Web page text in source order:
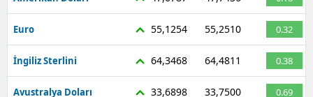
Isparta
Mersin
İstanbul
Euro 55,1254 55,2510 0.32
İngiliz Sterlini 64,3468 64,4811 0.38
Avustralya Doları 33,6898 33,7500 0.69